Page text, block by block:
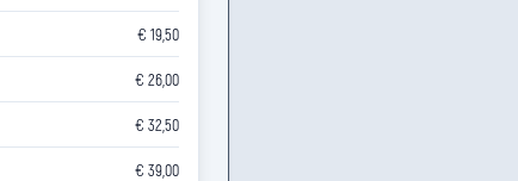
€ 19,50
€ 26,00
€ 32,50
€ 39,00